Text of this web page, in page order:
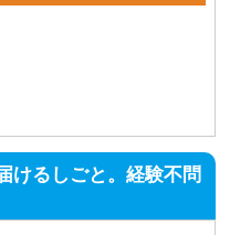
けるしごと。経験不問